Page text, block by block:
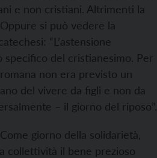
e non cristiani. Altrimenti la
si può vedere la
“L’astensione
del cristianesimo. Per
non era previsto un
del vivere da figli e non da
– il giorno del riposo”.
giorno della solidarietà,
collettività il bene prezioso